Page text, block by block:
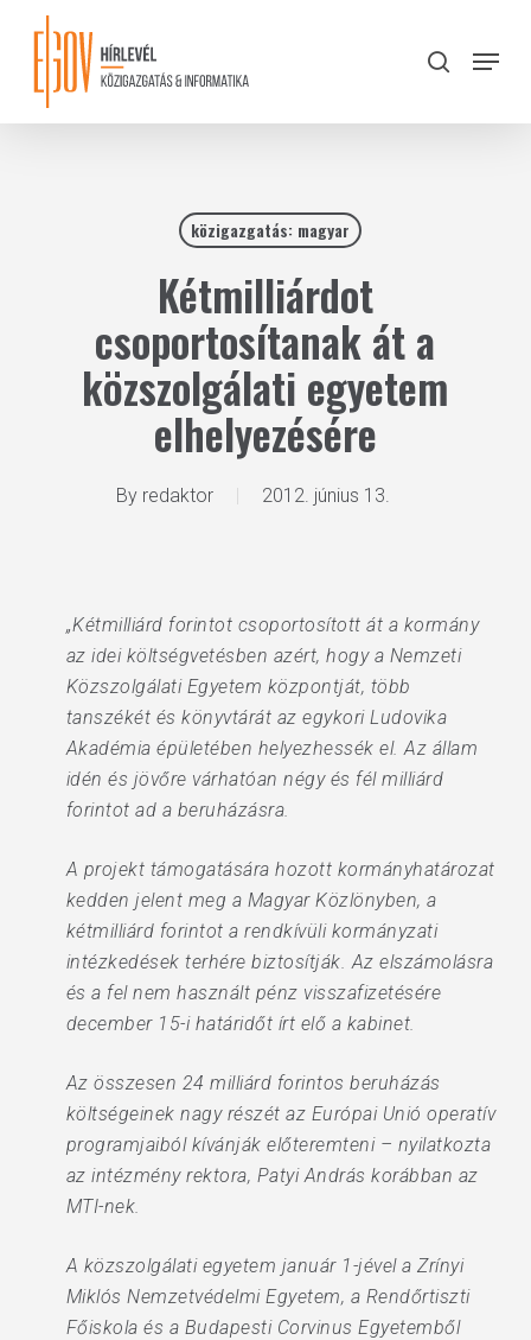
content
search
Menu
közigazgatás: magyar
Kétmilliárdot
csoportosítanak át a
közszolgálati egyetem
elhelyezésére
By redaktor 2012. június 13.
„Kétmilliárd forintot csoportosított át a kormány
az idei költségvetésben azért, hogy a Nemzeti
Közszolgálati Egyetem központját, több
tanszékét és könyvtárát az egykori Ludovika
Akadémia épületében helyezhessék el. Az állam
idén és jövőre várhatóan négy és fél milliárd
forintot ad a beruházásra.
A projekt támogatására hozott kormányhatározat
kedden jelent meg a Magyar Közlönyben, a
kétmilliárd forintot a rendkívüli kormányzati
intézkedések terhére biztosítják. Az elszámolásra
és a fel nem használt pénz visszafizetésére
december 15-i határidőt írt elő a kabinet.
Az összesen 24 milliárd forintos beruházás
költségeinek nagy részét az Európai Unió operatív
programjaiból kívánják előteremteni – nyilatkozta
az intézmény rektora, Patyi András korábban az
MTI-nek.
A közszolgálati egyetem január 1-jével a Zrínyi
Miklós Nemzetvédelmi Egyetem, a Rendőrtiszti
Főiskola és a Budapesti Corvinus Egyetemből
Close